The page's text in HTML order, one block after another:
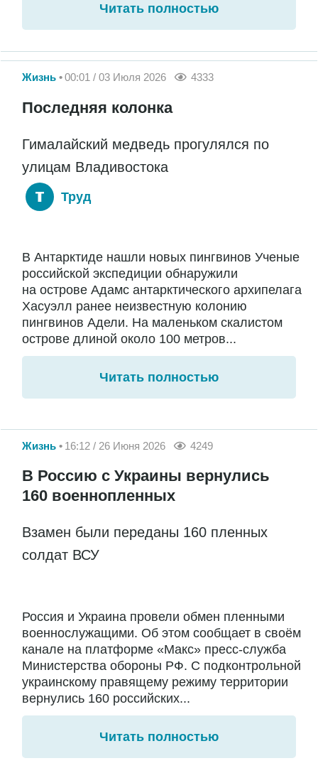
Читать полностью
Жизнь 00:01 / 03 Июля 2026 4333
Последняя колонка
Гималайский медведь прогулялся по
улицам Владивостока
Труд
В Антарктиде нашли новых пингвинов Ученые
российской экспедиции обнаружили
на острове Адамс антарктического архипелага
Хасуэлл ранее неизвестную колонию
пингвинов Адели. На маленьком скалистом
острове длиной около 100 метров...
Читать полностью
Жизнь 16:12 / 26 Июня 2026 4249
В Россию с Украины вернулись
160 военнопленных
Взамен были переданы 160 пленных
солдат ВСУ
Россия и Украина провели обмен пленными
военнослужащими. Об этом сообщает в своём
канале на платформе «Макс» пресс-служба
Министерства обороны РФ. С подконтрольной
украинскому правящему режиму территории
вернулись 160 российских...
Читать полностью